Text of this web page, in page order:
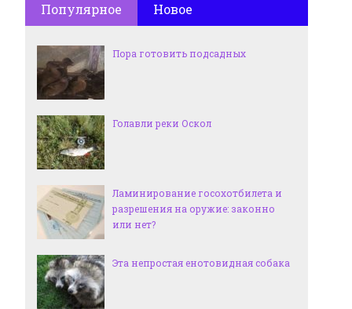
Популярное Новое
Пора готовить подсадных
Голавли реки Оскол
Ламинирование госохотбилета и
разрешения на оружие: законно
или нет?
Эта непростая енотовидная собака